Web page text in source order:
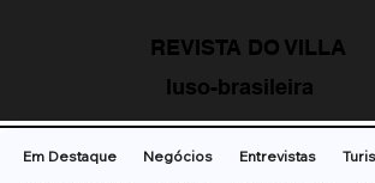
REVISTA DO VILLA
luso-brasileira
Em Destaque Negócios Entrevistas